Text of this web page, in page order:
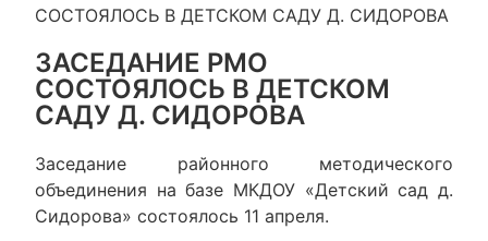
СОСТОЯЛОСЬ В ДЕТСКОМ САДУ Д. СИДОРОВА
ЗАСЕДАНИЕ РМО
СОСТОЯЛОСЬ В ДЕТСКОМ
САДУ Д. СИДОРОВА
Заседание районного методического
объединения на базе МКДОУ «Детский сад д.
Сидорова» состоялось 11 апреля.